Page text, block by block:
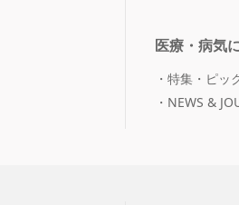
医療・病気
特集・ピッ
NEWS &